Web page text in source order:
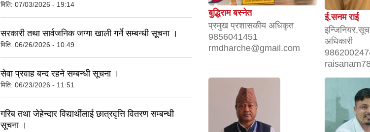
मिति: 07/03/2026 - 19:14
सरकारी तथा सार्वजनिक जग्गा खाली गर्ने सम्बन्धी सूचना ।
मिति: 06/26/2026 - 10:49
सेवा प्रवाह बन्द रहने सम्बन्धी सूचना ।
मिति: 06/23/2026 - 11:51
गरिब तथा जेहेन्दार विद्यार्थीलाई छात्रवृत्ति वितरण सम्बन्धी
सूचना ।
बुद्धिराम बस्नेत
प्रमुख प्रशासकीय अधिकृत
9856041451
rmdharche@gmail.com
ई.सनम राई
अधिकारी